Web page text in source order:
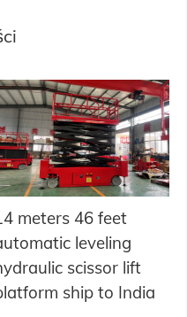
meters 46 feet
leveling
scissor lift
ship to India